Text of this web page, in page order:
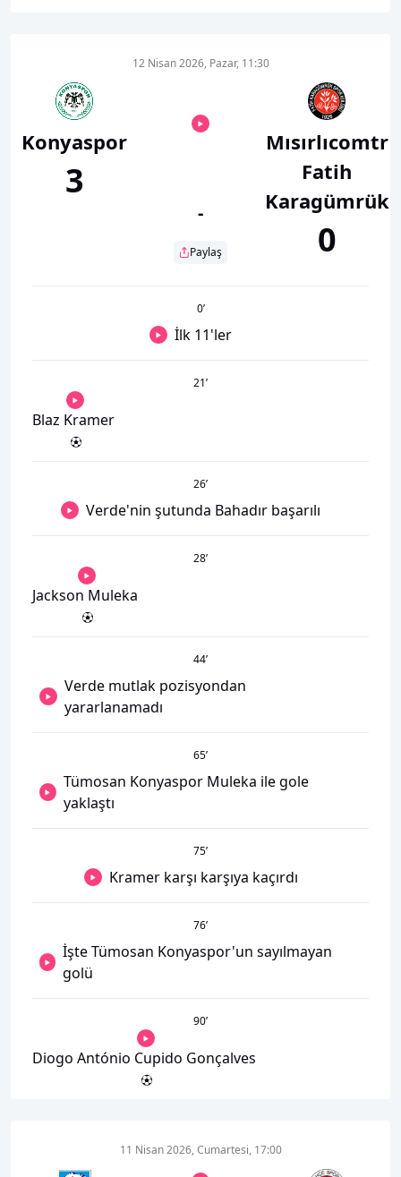
Konyaspor
3
12 Nisan 2026, Pazar, 11:30
-
Paylaş
Mısırlıcomtr
Fatih
Karagümrük
0
0’
İlk 11'ler
21’
Blaz Kramer
26’
Verde'nin şutunda Bahadır başarılı
28’
Jackson Muleka
44’
Verde mutlak pozisyondan
yararlanamadı
65’
Tümosan Konyaspor Muleka ile gole
yaklaştı
75’
Kramer karşı karşıya kaçırdı
76’
İşte Tümosan Konyaspor'un sayılmayan
golü
90’
Diogo António Cupido Gonçalves
11 Nisan 2026, Cumartesi, 17:00